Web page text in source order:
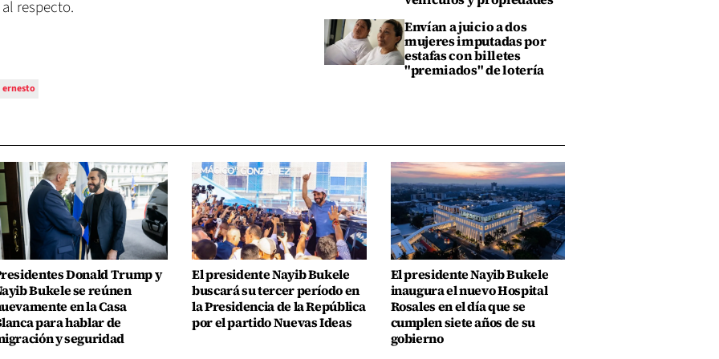
respecto.
ernesto
Envían a juicio a dos
mujeres imputadas por
estafas con billetes
"premiados" de lotería
Donald Trump y
Bukele se reúnen
en la Casa
para hablar de
y seguridad
El presidente Nayib Bukele
buscará su tercer período en
la Presidencia de la República
por el partido Nuevas Ideas
El presidente Nayib Bukele
inaugura el nuevo Hospital
Rosales en el día que se
cumplen siete años de su
gobierno